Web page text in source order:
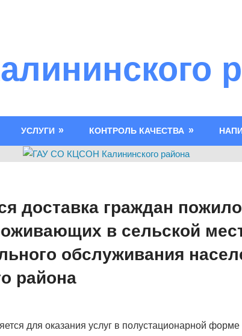
УСЛУГИ КОНТРОЛЬ КАЧЕСТВА
доставка граждан
в сельской
обслуживания
района
для оказания услуг в полустационарной форме